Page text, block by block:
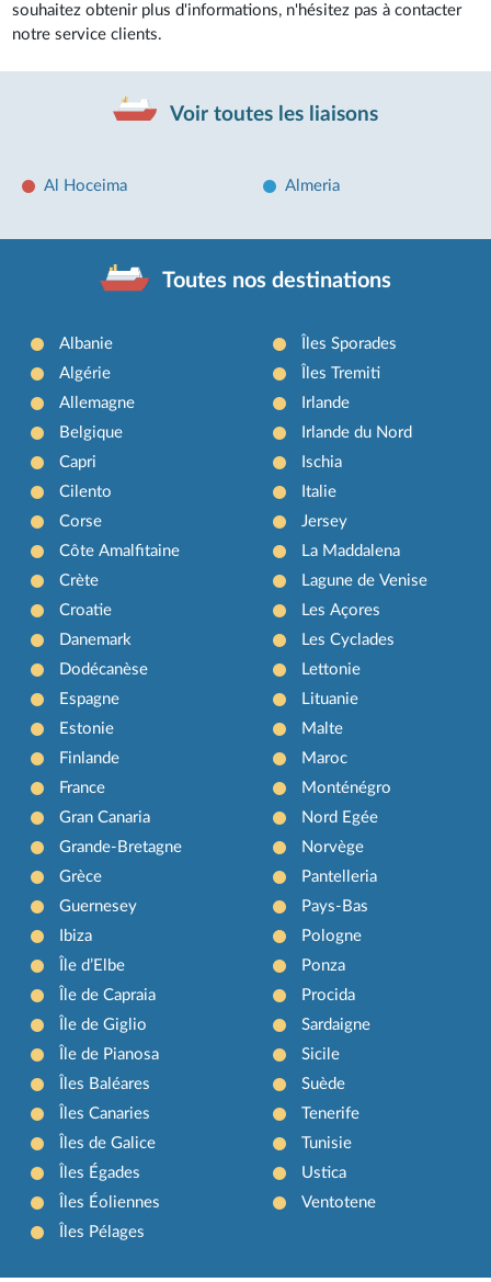
souhaitez obtenir plus d'informations, n'hésitez pas à contacter
notre service clients.
Voir toutes les liaisons
Al Hoceima Almeria
Toutes nos destinations
Albanie
Algérie
Allemagne
Belgique
Capri
Cilento
Corse
Côte Amalfitaine
Crète
Croatie
Danemark
Dodécanèse
Espagne
Estonie
Finlande
France
Gran Canaria
Grande-Bretagne
Grèce
Guernesey
Ibiza
Île d’Elbe
Île de Capraia
Île de Giglio
Île de Pianosa
Îles Baléares
Îles Canaries
Îles de Galice
Îles Égades
Îles Éoliennes
Îles Pélages
Îles Sporades
Îles Tremiti
Irlande
Irlande du Nord
Ischia
Italie
Jersey
La Maddalena
Lagune de Venise
Les Açores
Les Cyclades
Lettonie
Lituanie
Malte
Maroc
Monténégro
Nord Egée
Norvège
Pantelleria
Pays-Bas
Pologne
Ponza
Procida
Sardaigne
Sicile
Suède
Tenerife
Tunisie
Ustica
Ventotene